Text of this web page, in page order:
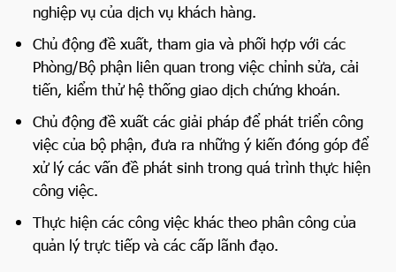
nghiệp vụ của dịch vụ khách hàng.
Chủ động đề xuất, tham gia và phối hợp với các
Phòng/Bộ phận liên quan trong việc chỉnh sửa, cải
tiến, kiểm thử hệ thống giao dịch chứng khoán.
Chủ động đề xuất các giải pháp để phát triển công
việc của bộ phận, đưa ra những ý kiến đóng góp để
xử lý các vấn đề phát sinh trong quá trình thực hiện
công việc.
Thực hiện các công việc khác theo phân công của
quản lý trực tiếp và các cấp lãnh đạo.